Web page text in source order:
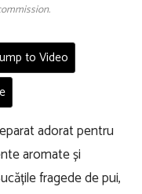
to Video
adorat pentru
aromate și
fragede de pui,